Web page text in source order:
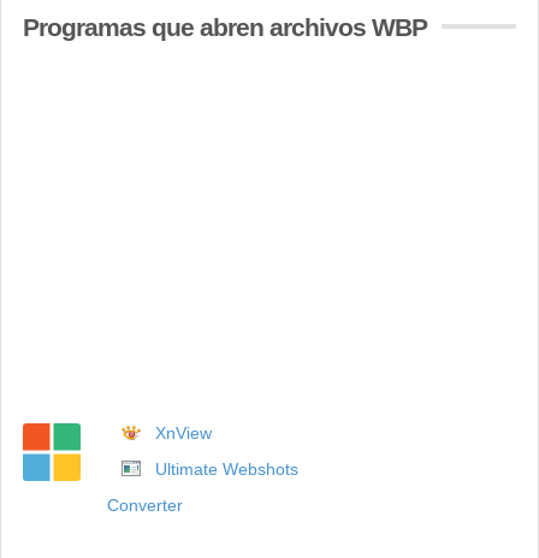
Programas que abren archivos WBP
XnView
Ultimate Webshots
Converter